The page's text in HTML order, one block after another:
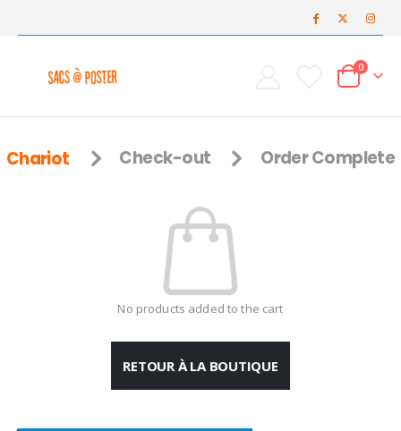
0
Chariot Check-out Order Complete
No products added to the cart
RETOUR À LA BOUTIQUE